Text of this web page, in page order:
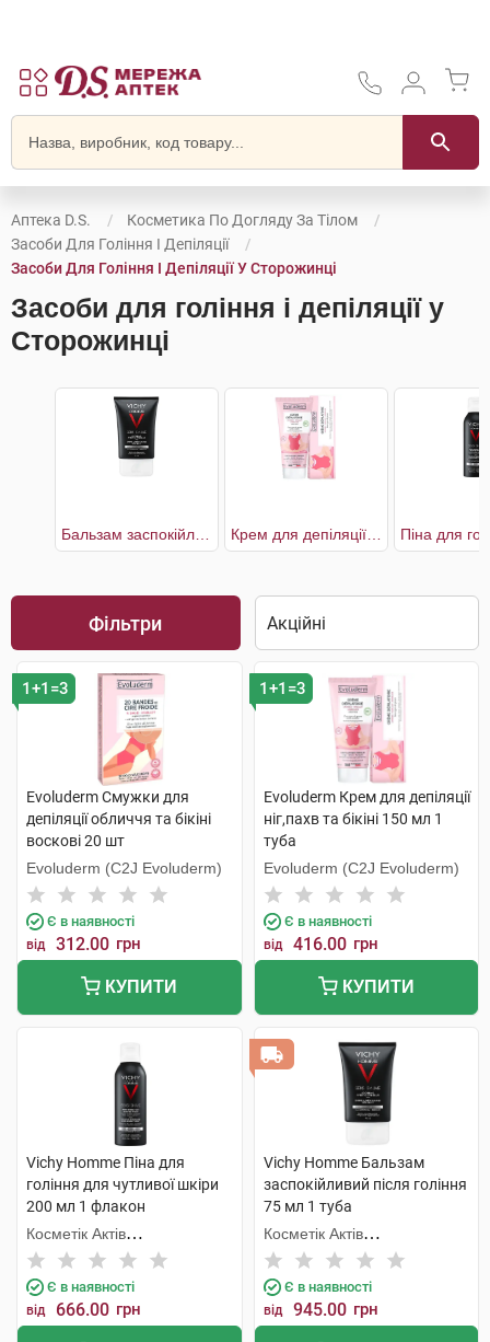
Аптека D.S.
Косметика По Догляду За Тілом
Засоби Для Гоління І Депіляції
Засоби Для Гоління І Депіляції У Сторожинці
Засоби для гоління і депіляції у
Сторожинці
Фільтри
1+1=3
Evoluderm Смужки для
депіляції обличчя та бікіні
воскові 20 шт
Evoluderm (C2J Evoluderm)
Є в наявності
від 312.00 грн
КУПИТИ
1+1=3
Evoluderm Крем для депіляції
ніг,пахв та бікіні 150 мл 1
туба
Evoluderm (C2J Evoluderm)
Є в наявності
від 416.00 грн
КУПИТИ
Vichy Homme Піна для
гоління для чутливої шкіри
200 мл 1 флакон
Косметік Актів
Інтернаціональ
Є в наявності
від 666.00 грн
Vichy Homme Бальзам
заспокійливий після гоління
75 мл 1 туба
Косметік Актів
Інтернаціональ
Є в наявності
від 945.00 грн